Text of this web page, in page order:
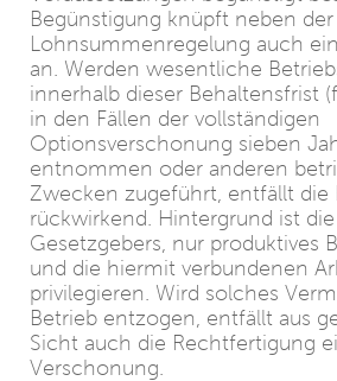
Begünstigung knüpft neben der
Lohnsummenregelung auch
an. Werden wesentliche
innerhalb dieser Behaltensfrist
in den Fällen der vollständigen
Optionsverschonung sieben
entnommen oder anderen
Zwecken zugeführt, entfällt die
rückwirkend. Hintergrund ist
Gesetzgebers, nur produktives
und die hiermit verbundenen
privilegieren. Wird solches
Betrieb entzogen, entfällt aus
Sicht auch die Rechtfertigung
Verschonung.